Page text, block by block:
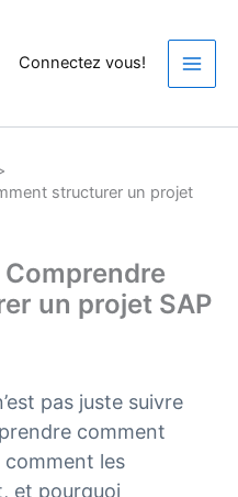
Connectez vous!
structurer un projet
un projet SAP
pas juste suivre
comment
les
et pourquoi